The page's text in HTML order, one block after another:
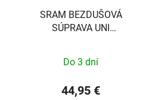
SRAM BEZDUŠOVÁ
SÚPRAVA UNI
Do 3 dní
44,95 €